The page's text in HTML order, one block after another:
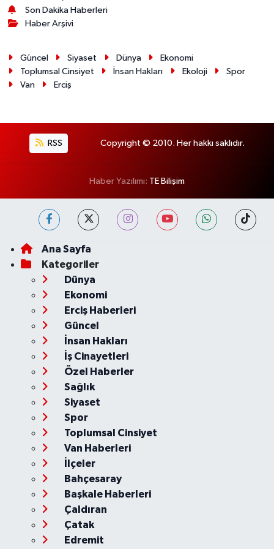
Son Dakika Haberleri
Haber Arşivi
Güncel Siyaset Dünya
Ekonomi
Toplumsal Cinsiyet
İnsan Hakları Ekoloji
Spor
Van
Erciş
RSS Copyright © 2010. Her hakkı saklıdır.
Haber Yazılımı: TE Bilişim
Ana Sayfa
Kategoriler
Dünya
Ekonomi
Erciş Haberleri
Güncel
İnsan Hakları
İş Cinayetleri
Özel Haberler
Sağlık
Siyaset
Spor
Toplumsal Cinsiyet
Van Haberleri
İlçeler
Bahçesaray
Başkale Haberleri
Çaldıran
Çatak
Edremit